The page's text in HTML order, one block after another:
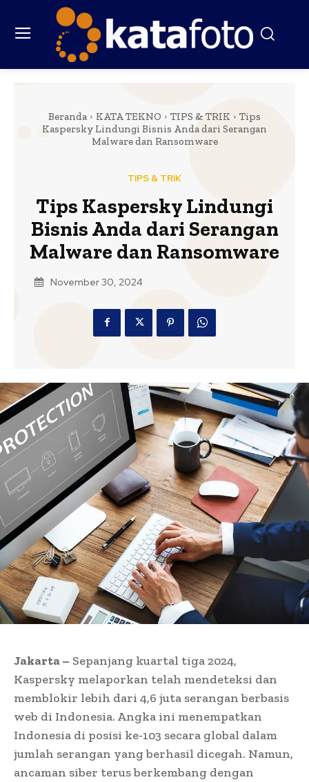
Beranda KATA TEKNO TIPS & TRIK
Tips
Kaspersky Lindungi Bisnis Anda dari Serangan
Malware dan Ransomware
TIPS & TRIK
Tips Kaspersky Lindungi
Bisnis Anda dari Serangan
Malware dan Ransomware
November 30, 2024
Jakarta – Sepanjang kuartal tiga 2024,
Kaspersky melaporkan telah mendeteksi dan
memblokir lebih dari 4,6 juta serangan berbasis
web di Indonesia. Angka ini menempatkan
Indonesia di posisi ke-103 secara global dalam
jumlah serangan yang berhasil dicegah. Namun,
ancaman siber terus berkembang dengan